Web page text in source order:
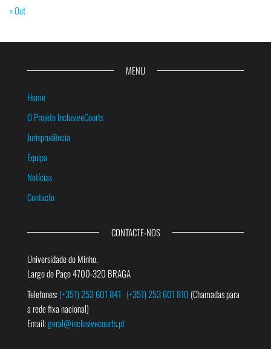
« Out
MENU
Home
O Projeto InclusiveCourts
Jurisprudência
Equipa
Notícias
Contacto
CONTACTE-NOS
Universidade do Minho,
Largo do Paço 4700-320 BRAGA
Telefones:(+351) 253 601 841 (+351) 253 601 810 (Chamadas para
a rede fixa nacional)
Email:geral@inclusivecourts.pt